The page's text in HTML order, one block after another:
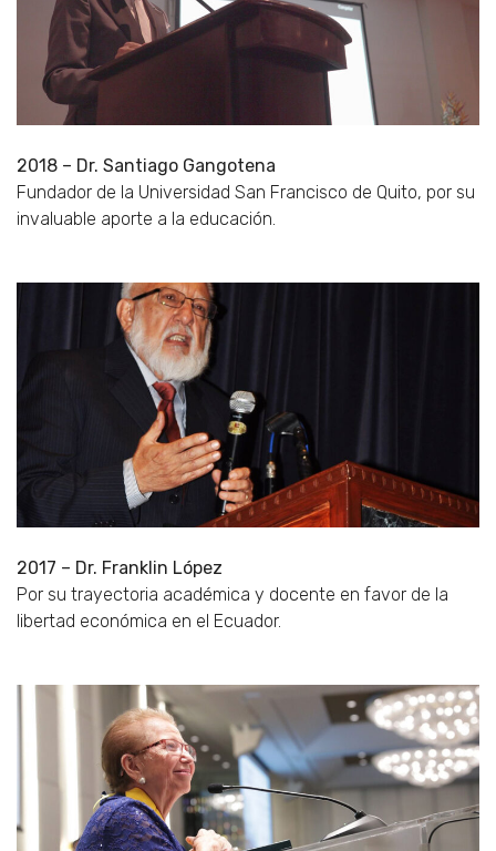
2018 – Dr. Santiago Gangotena
Fundador de la Universidad San Francisco de Quito, por su
invaluable aporte a la educación.
2017 – Dr. Franklin López
Por su trayectoria académica y docente en favor de la
libertad económica en el Ecuador.